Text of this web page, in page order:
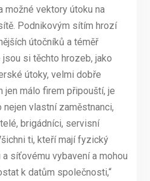
vektory útoku na
Podnikovým sítím hrozí
útočníků a téměř
si těchto hrozeb, jako
útoky, velmi dobře
jen málo firem připouští, je
vlastní zaměstnanci,
brigádníci, servisní
ti, kteří mají fyzický
síťovému vybavení a mohou
k datům společnosti,“